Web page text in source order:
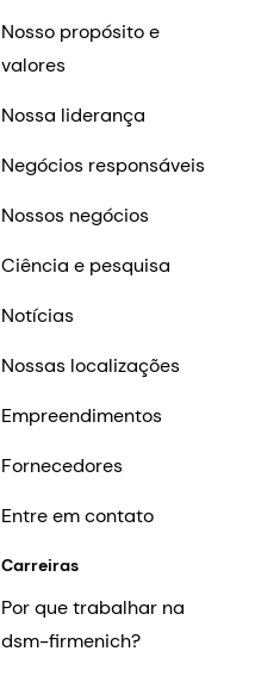
Nosso propósito e
valores
Nossa liderança
Negócios responsáveis
Nossos negócios
Ciência e pesquisa
Notícias
Nossas localizações
Empreendimentos
Fornecedores
Entre em contato
Carreiras
Por que trabalhar na
dsm-firmenich?